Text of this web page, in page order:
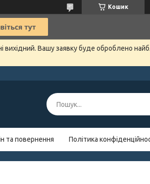
Кошик
вихідний. Вашу заявку буде оброблено
та повернення Політика